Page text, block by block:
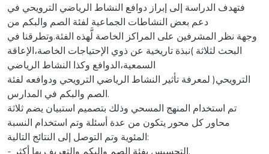
فتهدف الدراسة إلى إبراز دوافع النشاط الرياضي الترويحي في
دعم بعض النشاطات الجماعية لفئة الصم والبكم من
وجهة نظر المشرفين على المراكز الخاصة لَّهذه الفئة.وتطرقنا في
البحث لثلاثة )نبذة تاريخية عن ذوي الإحتياجات الخاصة،الإعاقة
السمعية،الدوافع وكذا النشاط الرياضي
الترويحي( لمعرفة تأثير النشاط الرياضي الترويحي ودوافعه لفئة
الصم والبكم في المدارس.
تم استخدام المنهج المسحي وذلك بتصميم استبيان يضم ثلاثة
محاور كل محور يتكون من عدة أسئلة وتم استخدام النسبة
المئوية وتم التوصل إلى النتائج التالية: